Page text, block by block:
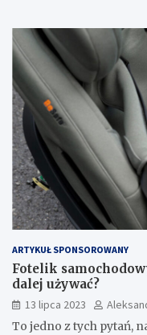
ARTYKUŁ SPONSOROWANY
Fotelik
dalej używać?
13 lipca 2023
To jedno z tych pytań,